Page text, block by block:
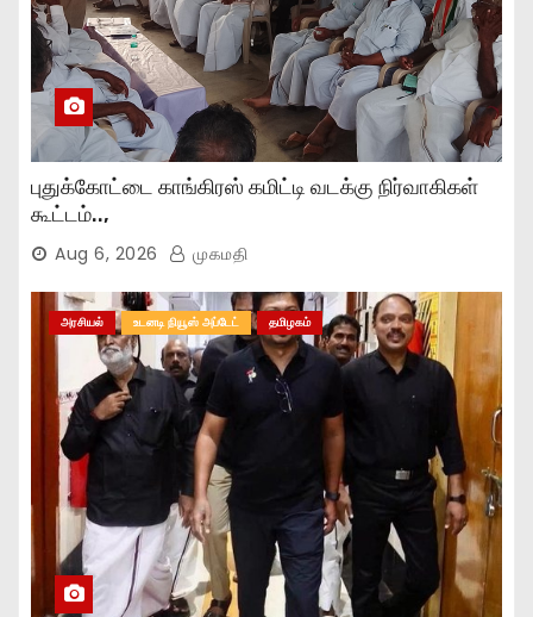
புதுக்கோட்டை காங்கிரஸ் கமிட்டி வடக்கு நிர்வாகிகள்
கூட்டம்..,
Aug 6, 2026 முகமதி
அரசியல் உடனடி நியூஸ் அப்டேட் தமிழகம்